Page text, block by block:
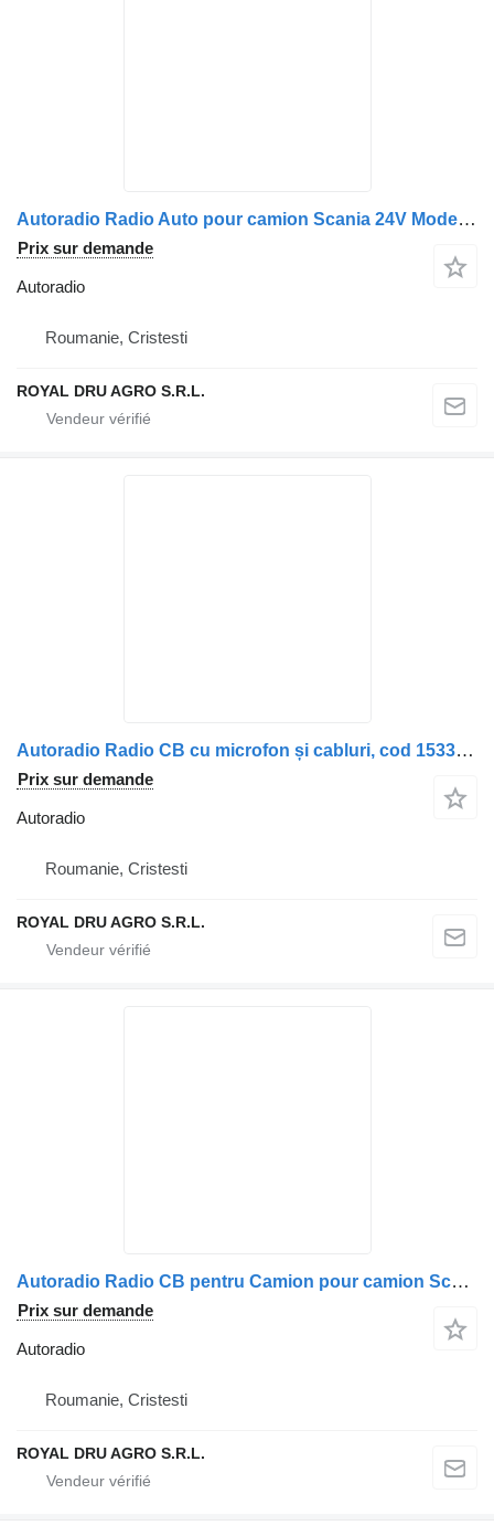
Autoradio Radio Auto pour camion Scania 24V Model: 7607005033
Prix sur demande
Autoradio
Roumanie, Cristesti
ROYAL DRU AGRO S.R.L.
Autoradio Radio CB cu microfon și cabluri, cod 15333885 pour camion Scania 81200497
Prix sur demande
Autoradio
Roumanie, Cristesti
ROYAL DRU AGRO S.R.L.
Autoradio Radio CB pentru Camion pour camion Scania XM3003E 12V
Prix sur demande
Autoradio
Roumanie, Cristesti
ROYAL DRU AGRO S.R.L.